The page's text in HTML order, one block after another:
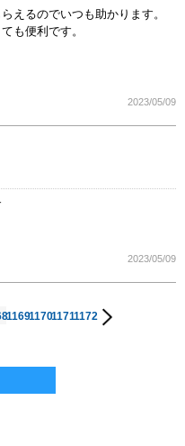
えるのでいつも助かります。
も便利です。
2023/05/09
2023/05/09
1169117011711172